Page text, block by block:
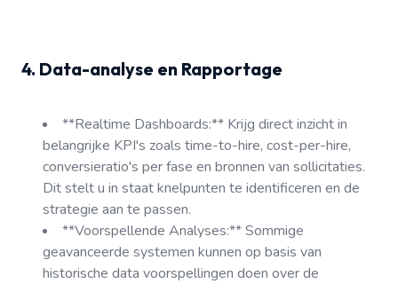
4. Data-analyse en Rapportage
**Realtime Dashboards:** Krijg direct inzicht in
belangrijke KPI's zoals time-to-hire, cost-per-hire,
conversieratio's per fase en bronnen van sollicitaties.
Dit stelt u in staat knelpunten te identificeren en de
strategie aan te passen.
**Voorspellende Analyses:** Sommige
geavanceerde systemen kunnen op basis van
historische data voorspellingen doen over de